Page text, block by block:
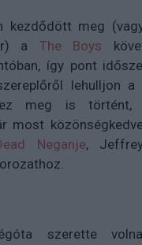
kezdődött meg
a The Boys
így pont
lehulljon a
meg is történt,
most
Neganje,
szerette